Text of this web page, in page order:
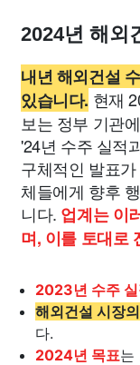
2024년 해외
내년 해외건설
있습니다. 현재
보는 정부 기관
'24년 수주 실적
구체적인 발표
체들에게 향후
니다. 업계는 이
며, 이를 토대로
2023년 수주 실
해외건설 시장
다.
2024년 목표는